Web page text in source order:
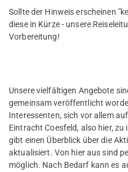
Sollte der Hinweis erscheinen
diese in Kürze - unsere
Vorbereitung!
Unsere vielfältigen Angebote
gemeinsam veröffentlicht
Interessenten, sich vor allem
Eintracht Coesfeld, also hier, zu
gibt einen Überblick über die
aktualisiert. Von hier aus sind
möglich. Nach Bedarf kann es
Service
Mitglied werden